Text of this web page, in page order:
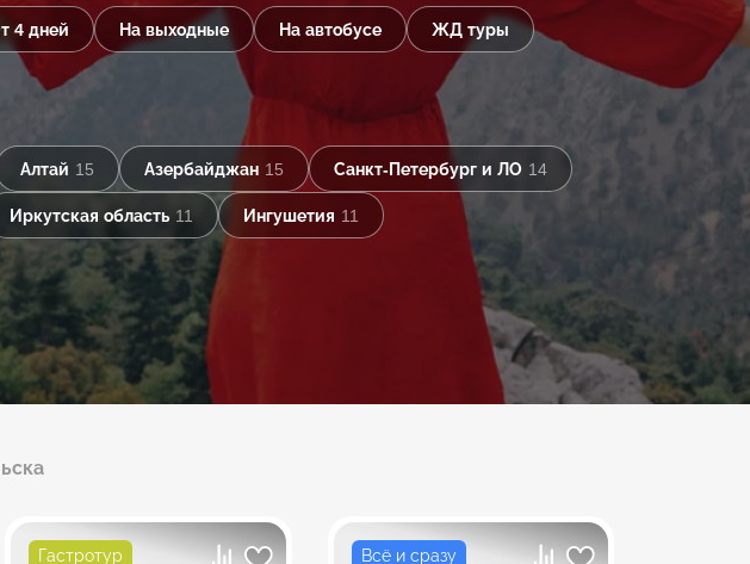
4 дней На выходные На автобусе ЖД туры
Алтай 15 Азербайджан 15 Санкт-Петербург и ЛО 14
Иркутская область 11 Ингушетия 11
Гастротур Всё и сразу